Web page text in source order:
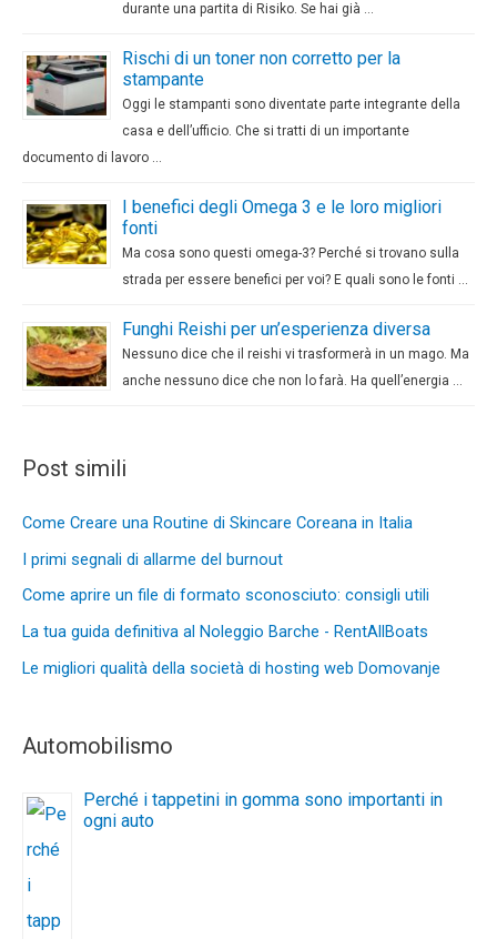
durante una partita di Risiko. Se hai già …
Rischi di un toner non corretto per la
stampante
Oggi le stampanti sono diventate parte integrante della
casa e dell’ufficio. Che si tratti di un importante
documento di lavoro …
I benefici degli Omega 3 e le loro migliori
fonti
Ma cosa sono questi omega-3? Perché si trovano sulla
strada per essere benefici per voi? E quali sono le fonti …
Funghi Reishi per un’esperienza diversa
Nessuno dice che il reishi vi trasformerà in un mago. Ma
anche nessuno dice che non lo farà. Ha quell’energia …
Post simili
Come Creare una Routine di Skincare Coreana in Italia
I primi segnali di allarme del burnout
Come aprire un file di formato sconosciuto: consigli utili
La tua guida definitiva al Noleggio Barche - RentAllBoats
Le migliori qualità della società di hosting web Domovanje
Automobilismo
Perché i tappetini in gomma sono importanti in
ogni auto